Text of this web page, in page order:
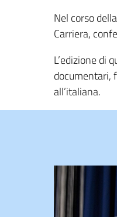
Nel corso
Carriera,
L’edizione di
documentari,
all’italiana.